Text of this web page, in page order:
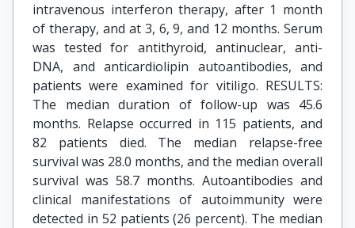
intravenous interferon therapy, after 1 month
of therapy, and at 3, 6, 9, and 12 months. Serum
was tested for antithyroid, antinuclear, anti-
DNA, and anticardiolipin autoantibodies, and
patients were examined for vitiligo. RESULTS:
The median duration of follow-up was 45.6
months. Relapse occurred in 115 patients, and
82 patients died. The median relapse-free
survival was 28.0 months, and the median overall
survival was 58.7 months. Autoantibodies and
clinical manifestations of autoimmunity were
detected in 52 patients (26 percent). The median